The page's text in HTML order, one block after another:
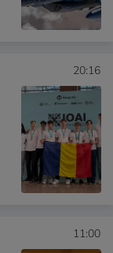
20:16
11:00